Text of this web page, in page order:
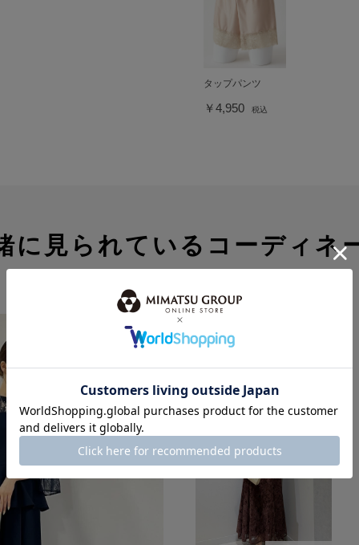
タップパンツ
￥4,950 税込
に見られているコーディネ